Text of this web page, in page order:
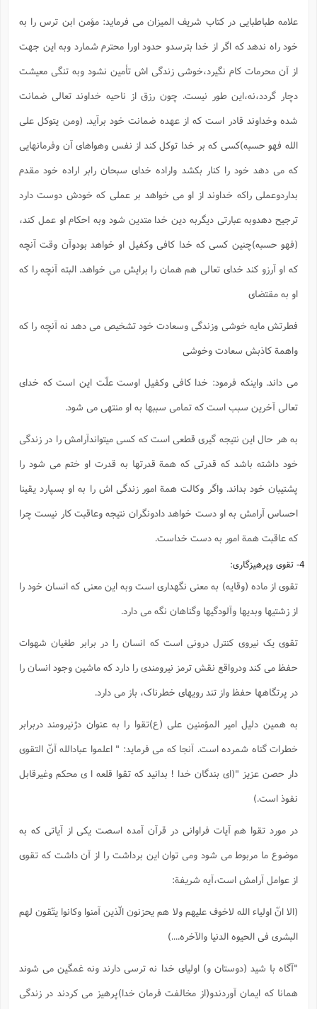
علامه طباطبایی در کتاب شریف المیزان می فرماید: مؤمن ابن ترس را به
خود راه ندهد که اگر از خدا بترسدو حدود اورا محترم شمارد وبه این جهت
از آن محرمات کام نگیرد،خوشی زندگی اش تأمین نشود وبه تنگی معیشت
دچار گردد،نه،این طور نیست. چون رزق از ناحیه خداوند تعالی ضمانت
شده وخداوند قادر است که از عهده ضمانت خود برآید. (ومن یتوکل علی
الله فهو حسبه)کسی که بر خدا توکل کند از نفس وهواهای آن وفرمانهایی
که می دهد خود را کنار بکشد واراده خدای سبحان رابر اراده خود مقدم
بداردوعملی راکه خداوند از او می خواهد بر عملی که خودش دوست دارد
ترجیح دهدوبه عبارتی دیگربه دین خدا متدین شود وبه احکام او عمل کند،
(فهو حسبه)چنین کسی که خدا کافی وکفیل او خواهد بودوآن وقت آنچه
که او آرزو کند خدای تعالی هم همان را برایش می خواهد. البته آنچه را که
او به مقتضای
فطرتش مایه خوشی وزندگی وسعادت خود تشخیص می دهد نه آنچه را که
واهمة کاذبش سعادت وخوشی
می داند. واینکه فرمود: خدا کافی وکفیل اوست علّت این است که خدای
تعالی آخرین سبب است که تمامی سببها به او منتهی می شود.
به هر حال این نتیجه گیری قطعی است که کسی میتواندآرامش را در زندگی
خود داشته باشد که قدرتی که همة قدرتها به قدرت او ختم می شود را
پشتیبان خود بداند. واگر وکالت همة امور زندگی اش را به او بسپارد یقینا
احساس آرامش به او دست خواهد دادونگران نتیجه وعاقبت کار نیست چرا
که عاقبت همة امور به دست خداست.
4- تقوی وپرهیزگاری:
تقوی از ماده (وقایه) به معنی نگهداری است وبه این معنی که انسان خود را
از زشتیها وبدیها وآلودگیها وگناهان نگه می دارد.
تقوی یک نیروی کنترل درونی است که انسان را در برابر طغیان شهوات
حفظ می کند ودرواقع نقش ترمز نیرومندی را دارد که ماشین وجود انسان را
در پرتگاهها حفظ واز تند رویهای خطرناک، باز می دارد.
به همین دلیل امیر المؤمنین علی (ع)تقوا را به عنوان دژنیرومند دربرابر
خطرات گناه شمرده است. آنجا که می فرماید: " اعلموا عبادالله آنّ التقوی
دار حصن عزیز "(ای بندگان خدا ! بدانید که تقوا قلعه ا ی محکم وغیرقابل
نفوذ است.)
در مورد تقوا هم آیات فراوانی در قرآن آمده اسصت یکی از آیاتی که به
موضوع ما مربوط می شود ومی توان این برداشت را از آن داشت که تقوی
از عوامل آرامش است،آیه شریفة:
(الا انّ اولیاء الله لاخوف علیهم ولا هم یحزنون الّذین آمنوا وکانوا یتّقون لهم
البشری فی الحیوه الدنیا والآخره....)
"آگاه با شید (دوستان و) اولیای خدا نه ترسی دارند ونه غمگین می شوند
همانا که ایمان آوردندو(از مخالفت فرمان خدا)پرهیز می کردند در زندگی